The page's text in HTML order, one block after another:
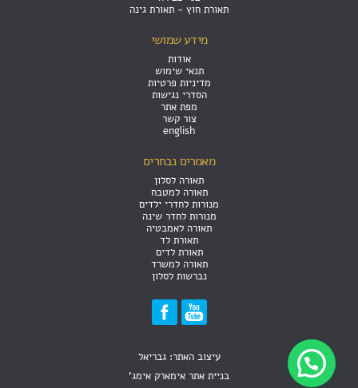
תאורת חוץ - תאורת גינה
מידע שמושי
אודות
תנאי שימוש
מדיניות פרטיות
הסדרי נגישות
מפת אתר
צור קשר
english
מאמרים נבחרים
תאורה לסלון
תאורה למטבח
מנורות לחדרי ילדים
מנורות לחדר שינה
תאורה לאמבטיה
תאורת לד
תאורת לדים
תאורה למשרד
נברשות לסלון
עיצוב האתר: גבריאל
בניית אתר אימארק אימג'